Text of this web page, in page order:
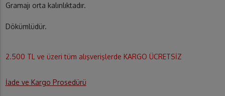
Gramajı orta kalınlıktadır.
Dökümlüdür.
2.500 TL ve üzeri tüm alışverişlerde KARGO ÜCRETSİZ
İade ve Kargo Prosedürü